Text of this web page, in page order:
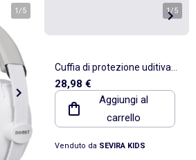
1/5 1/5
Cuffia di protezione uditiva
antirumore per bebè | Dooky
28,98 €
Aggiungi al
carrello
Venduto da SEVIRA KIDS